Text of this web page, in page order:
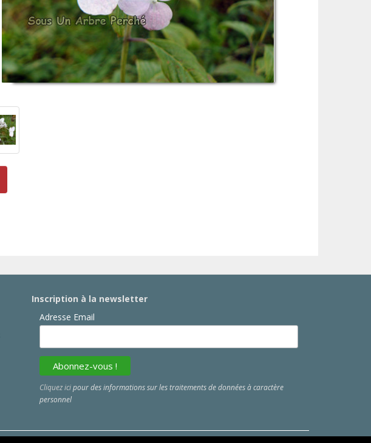
Inscription à la newsletter
Adresse Email
Cliquez icipour des informations sur les traitements de données à caractère
personnel